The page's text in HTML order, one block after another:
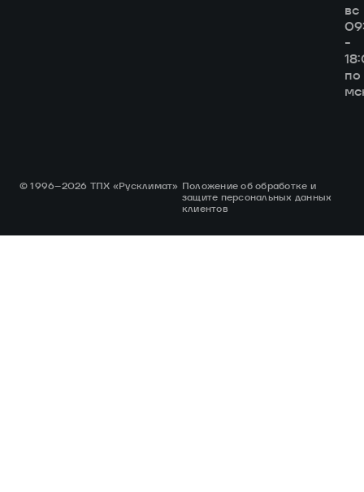
вс
-
по
© 1996–2026 ТПХ «Русклимат» Положение об обработке и
защите персональных данных
клиентов